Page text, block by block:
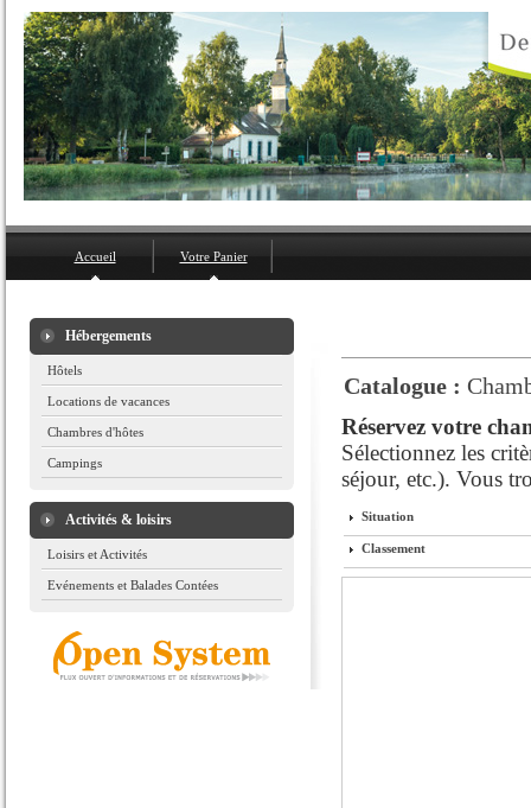
Accueil Votre Panier
Hébergements
Hôtels
Locations de vacances
Chambres d'hôtes
Campings
Activités & loisirs
Loisirs et Activités
Evénements et Balades Contées
Catalogue :
Réservez votre
Sélectionnez les
séjour, etc.). Vous
Situation
Classement